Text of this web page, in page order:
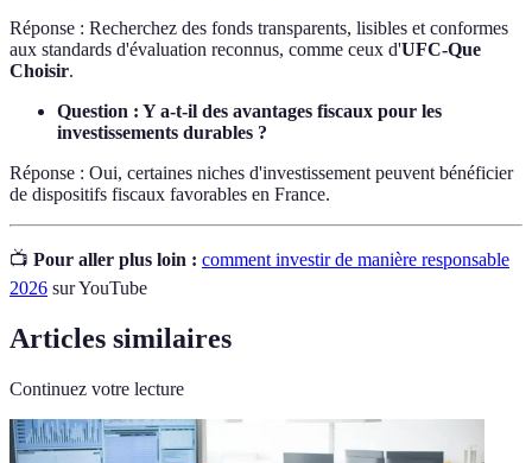
Réponse : Recherchez des fonds transparents, lisibles et conformes
aux standards d'évaluation reconnus, comme ceux d'UFC-Que
Choisir.
Question : Y a-t-il des avantages fiscaux pour les
investissements durables ?
Réponse : Oui, certaines niches d'investissement peuvent bénéficier
de dispositifs fiscaux favorables en France.
📺 Pour aller plus loin : comment investir de manière responsable
2026 sur YouTube
Articles similaires
Continuez votre lecture